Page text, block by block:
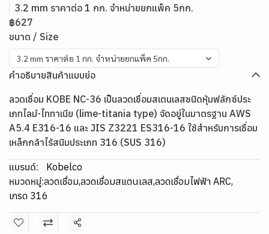
3.2 mm ราคาต่อ 1 กก. จำหน่ายยกแพ็ค 5กก.
฿627
ขนาด / Size
3.2 mm ราคาต่อ 1 กก. จำหน่ายยกแพ็ค 5กก.
คำอธิบายสินค้าแบบย่อ
ลวดเชื่อม KOBE NC-36 เป็นลวดเชื่อมสเตนเลสชนิดหุ้มฟลักซ์ประ
เภทไลม์-ไททาเนีย (lime-titania type) จัดอยู่ในมาตรฐาน AWS
A5.4 E316-16 และ JIS Z3221 ES316-16 ใช้สำหรับการเชื่อม
เหล็กกล้าไร้สนิมประเภท 316 (SUS 316)
แบรนด์:
Kobelco
หมวดหมู่:ลวดเชื่อม,ลวดเชื่อมสแตนเลส,ลวดเชื่อมไฟฟ้า ARC,
เกรด 316
แชร์